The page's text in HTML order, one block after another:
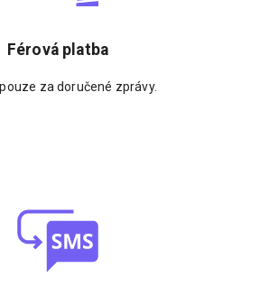
Férová platba
za doručené zprávy.